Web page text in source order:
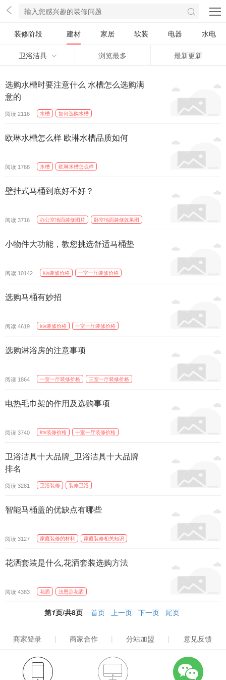
装修阶段 建材 家居 软装 电器 水电
卫浴洁具 浏览最多 最新更新
选购水槽时要注意什么 水槽怎么选购满
意的
阅读 2116 水槽 如何选购水槽
欧琳水槽怎么样 欧琳水槽品质如何
阅读 1768 水槽 欧琳水槽怎么样
壁挂式马桶到底好不好？
阅读 3716 办公室地面装修图片 卧室地面装修效果图
小物件大功能，教您挑选舒适马桶垫
阅读 10142 ktv装修价格 一室一厅装修价格
选购马桶有妙招
阅读 4619 ktv装修价格 一室一厅装修价格
选购淋浴房的注意事项
阅读 1864 一室一厅装修价格 三室一厅装修价格
电热毛巾架的作用及选购事项
阅读 3740 ktv装修价格 一室一厅装修价格
卫浴洁具十大品牌_卫浴洁具十大品牌
排名
阅读 3281 卫浴装修 装修卫浴
智能马桶盖的优缺点有哪些
阅读 3127 家庭装修的材料 家庭装修相关知识
花洒套装是什么,花洒套装选购方法
阅读 4383 花洒 法恩莎花洒
第1页/共8页 首页 上一页 下一页 尾页
商家登录 | 商家合作 | 分站加盟 | 意见反馈